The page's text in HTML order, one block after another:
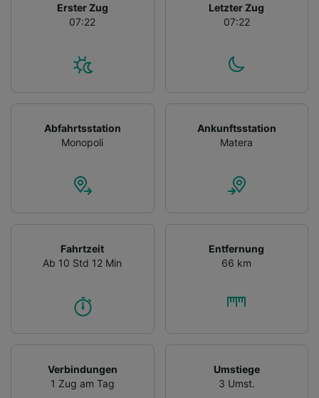
Erster Zug
07:22
Letzter Zug
07:22
Abfahrtsstation
Monopoli
Ankunftsstation
Matera
Fahrtzeit
Ab 10 Std 12 Min
Entfernung
66 km
Verbindungen
1 Zug am Tag
Umstiege
3 Umst.